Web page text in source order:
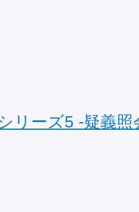
リーズ5 ‐疑義照